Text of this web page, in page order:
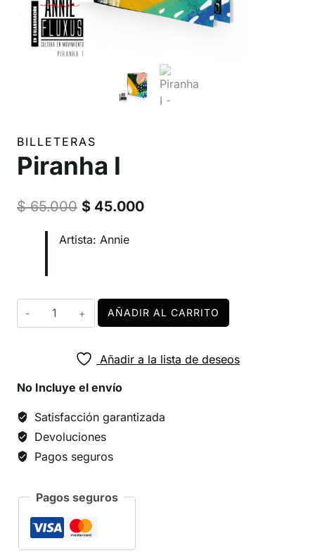
BILLETERAS
Piranha I
$65.000 El
original
$ 45.000El
Artista: Annie
Piranha
I
AÑADIR AL CARRITO
Añadir a la lista de deseos
No Incluye el envío
Satisfacción garantizada
Devoluciones
Pagos seguros
Pagos seguros